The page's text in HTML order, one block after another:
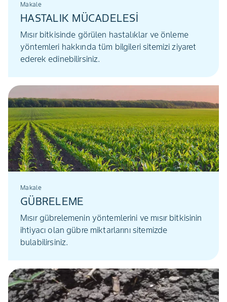
Makale
HASTALIK MÜCADELESİ
Mısır bitkisinde görülen hastalıklar ve önleme
yöntemleri hakkında tüm bilgileri sitemizi ziyaret
ederek edinebilirsiniz.
Makale
GÜBRELEME
Mısır gübrelemenin yöntemlerini ve mısır bitkisinin
ihtiyacı olan gübre miktarlarını sitemizde
bulabilirsiniz.